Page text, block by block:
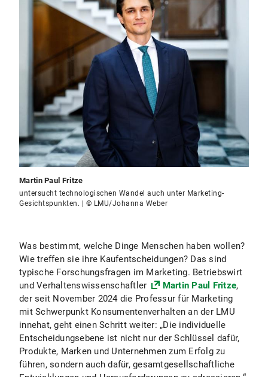
Martin Paul Fritze
untersucht technologischen Wandel auch unter Marketing-
Gesichtspunkten. | © LMU/Johanna Weber
Was bestimmt, welche Dinge Menschen haben wollen?
Wie treffen sie ihre Kaufentscheidungen? Das sind
typische Forschungsfragen im Marketing. Betriebswirt
und Verhaltenswissenschaftler
Martin Paul Fritze,
der seit November 2024 die Professur für Marketing
mit Schwerpunkt Konsumentenverhalten an der LMU
innehat, geht einen Schritt weiter: „Die individuelle
Entscheidungsebene ist nicht nur der Schlüssel dafür,
Produkte, Marken und Unternehmen zum Erfolg zu
führen, sondern auch dafür, gesamtgesellschaftliche